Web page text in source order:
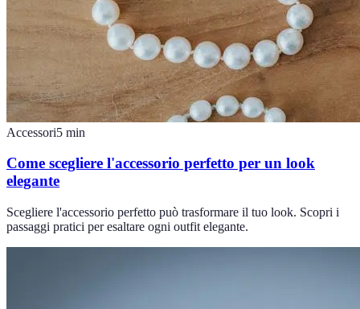
Accessori5 min
Come scegliere l'accessorio perfetto per un look
elegante
Scegliere l'accessorio perfetto può trasformare il tuo look. Scopri i
passaggi pratici per esaltare ogni outfit elegante.